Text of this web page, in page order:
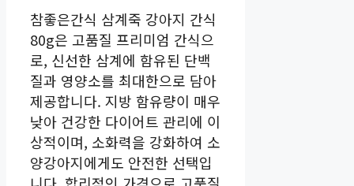
참좋은간식 삼계죽 강아지 간식
80g은 고품질 프리미엄 간식으
로, 신선한 삼계에 함유된 단백
질과 영양소를 최대한으로 담아
제공합니다. 지방 함유량이 매우
낮아 건강한 다이어트 관리에 이
상적이며, 소화력을 강화하여 소
양강아지에게도 안전한 선택입